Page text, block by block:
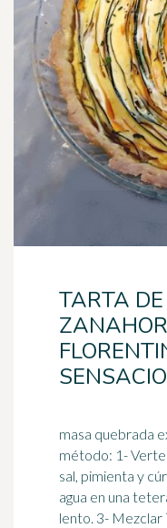
TARTA
masa quebrada
método: 1- Verter la harina en un bol. Añadir
sal, pimienta y cúrcuma
agua en una
lento. 3- Mezclar 7 cl de aceite de oliva con 13